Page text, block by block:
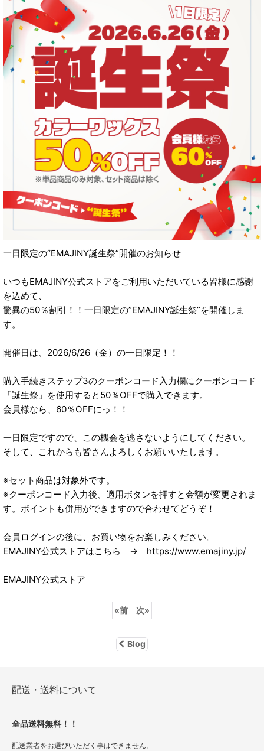
一日限定の“EMAJINY誕生祭”開催のお知らせ
いつもEMAJINY公式ストアをご利用いただいている皆様に感謝
を込めて、
驚異の50％割引！！一日限定の”EMAJINY誕生祭”を開催しま
す。
開催日は、2026/6/26（金）の一日限定！！
購入手続きステップ3のクーポンコード入力欄にクーポンコード
「誕生祭」を使用すると50％OFFで購入できます。
会員様なら、60％OFFにっ！！
一日限定ですので、この機会を逃さないようにしてください。
そして、これからも皆さんよろしくお願いいたします。
※セット商品は対象外です。
※クーポンコード入力後、適用ボタンを押すと金額が変更されま
す。ポイントも併用ができますので合わせてどうぞ！
会員ログインの後に、お買い物をお楽しみください。
EMAJINY公式ストアはこちら → https://www.emajiny.jp/
EMAJINY公式ストア
«前 次»
Blog
配送・送料について
全品送料無料！！
配送業者をお選びいただく事はできません。